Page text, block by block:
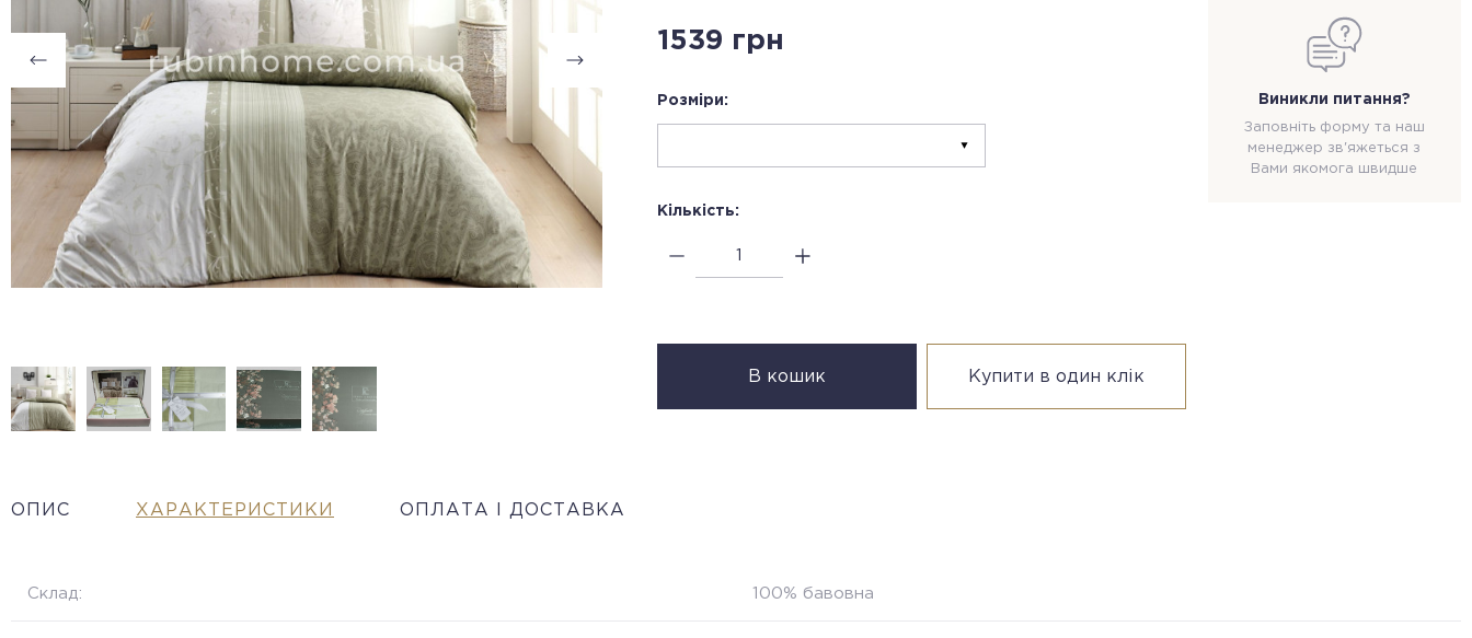
1539 грн
Розміри:
Кількість:
В кошик Купити в один клік
Виникли питання?
Заповніть форму та наш
менеджер зв'яжеться з
Вами якомога швидше
ОПИС ХАРАКТЕРИСТИКИ ОПЛАТА І ДОСТАВКА
Склад: 100% бавовна